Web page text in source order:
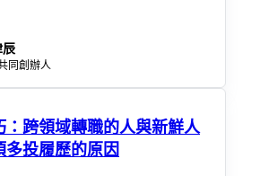
辰
同創辦人
：跨領域轉職的人與新鮮人
多投履歷的原因